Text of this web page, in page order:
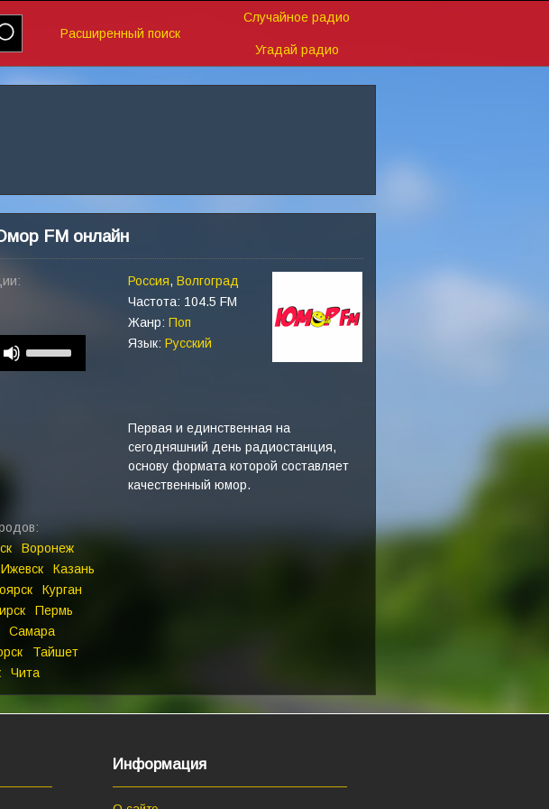
Расширенный поиск
Случайное радио
Угадай радио
FM онлайн
Воронеж
Ижевск
Казань
Курган
Пермь
Самара
Тайшет
Чита
Россия, Волгоград
Частота: 104.5 FM
Жанр: Поп
Язык: Русский
Первая и единственная на
сегодняшний день радиостанция,
основу формата которой составляет
качественный юмор.
Информация